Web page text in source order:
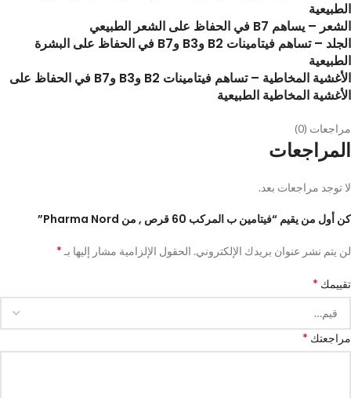
الطبيعية
الشعر – يساهم B7 في الحفاظ على الشعر الطبيعي
الجلد – تساهم فيتامينات B2 وB3 وB7 في الحفاظ على البشرة
الطبيعية
الأغشية المخاطية – تساهم فيتامينات B2 وB3 وB7 في الحفاظ على
الأغشية المخاطية الطبيعية
مراجعات (0)
المراجعات
لا توجد مراجعات بعد.
كن أول من يقيم “فيتامين ب المركب 60 قرص , من Pharma Nord”
لن يتم نشر عنوان بريدك الإلكتروني. الحقول الإلزامية مشار إليها بـ *
تقييمك *
مراجعتك *